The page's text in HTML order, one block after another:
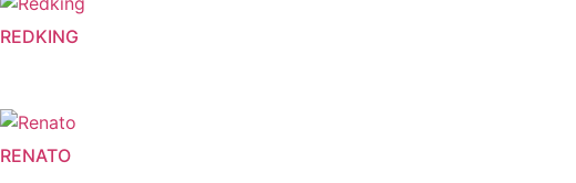
REDKING
RENATO